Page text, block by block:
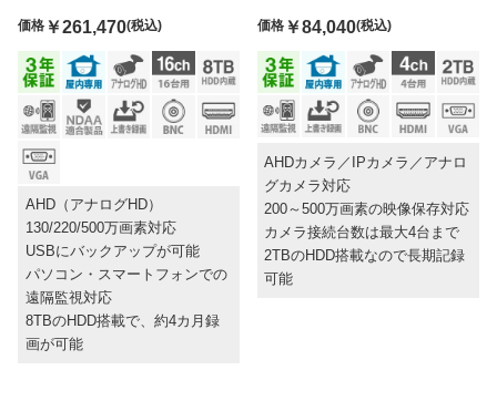
価格 ￥261,470(税込)
AHD（アナログHD）
130/220/500万画素対応
USBにバックアップが可能
パソコン・スマートフォンでの
遠隔監視対応
8TBのHDD搭載で、約4カ月録
画が可能
価格￥84,040(税込)
AHDカメラ／IPカメラ／アナロ
グカメラ対応
200～500万画素の映像保存対応
カメラ接続台数は最大4台まで
2TBのHDD搭載なので長期記録
可能